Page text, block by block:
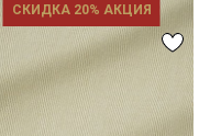
СКИДКА 20% АКЦИЯ